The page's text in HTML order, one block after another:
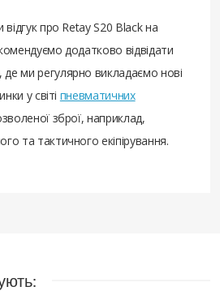
про Retay S20 Black на
додатково відвідати
, де ми регулярно викладаємо нові
у світі пневматичних
зброї, наприклад,
та тактичного екіпірування.